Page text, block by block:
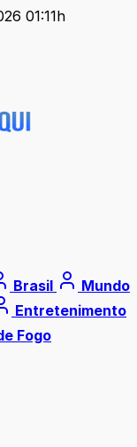
01:11h
Brasil
Mundo
Entretenimento
Fogo